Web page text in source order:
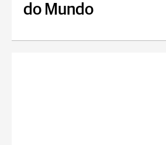
do Mundo